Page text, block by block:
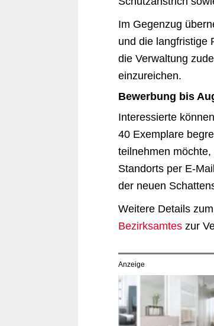
Im Gegenzug
und die langfristige
die Verwaltung
einzureichen.
Bewerbung bis
Interessierte
40 Exemplare
teilnehmen
Standorts per E-
der neuen
Weitere Details
Bezirksamtes zur
Anzeige